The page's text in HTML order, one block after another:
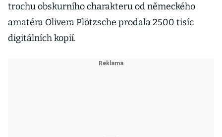
trochu obskurního charakteru od německého
amatéra Olivera Plötzsche prodala 2500 tisíc
digitálních kopií.